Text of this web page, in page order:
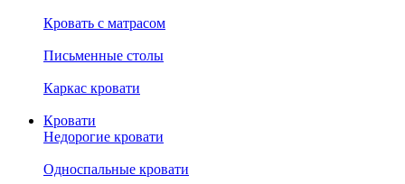
Кровать с матрасом
Письменные столы
Каркас кровати
Кровати
Недорогие кровати
Односпальные кровати